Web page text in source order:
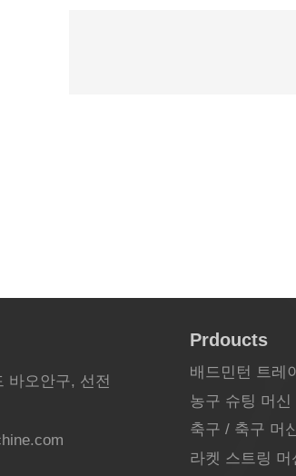
바오안구, 선전
Prdoucts
배드민턴 트레
농구 슈팅 머신
축구 / 축구 머
라켓 스트링 머